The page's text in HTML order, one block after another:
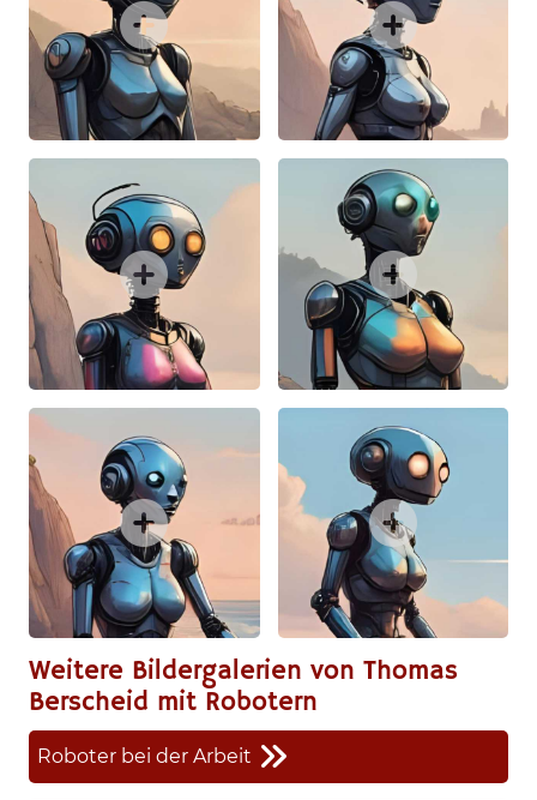
Weitere Bildergalerien von Thomas
Berscheid mit Robotern
Roboter bei der Arbeit